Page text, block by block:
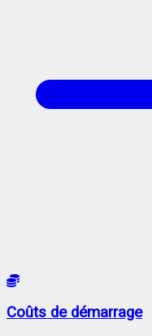
Coûts de démarrage